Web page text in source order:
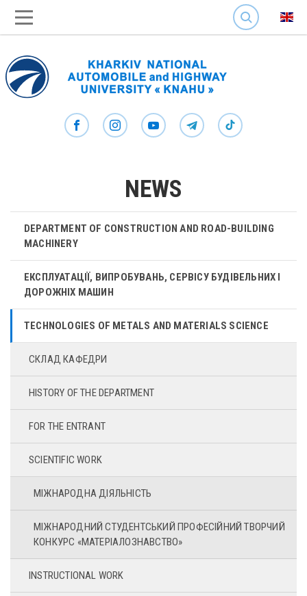
SEARCH
NEWS
DEPARTMENT OF CONSTRUCTION AND ROAD-BUILDING
MACHINERY
ЕКСПЛУАТАЦІЇ, ВИПРОБУВАНЬ, СЕРВІСУ БУДІВЕЛЬНИХ І
ДОРОЖНІХ МАШИН
TECHNOLOGIES OF METALS AND MATERIALS SCIENCE
СКЛАД КАФЕДРИ
HISTORY OF THE DEPARTMENT
FOR THE ENTRANT
SCIENTIFIC WORK
МІЖНАРОДНА ДІЯЛЬНІСТЬ
МІЖНАРОДНИЙ СТУДЕНТСЬКИЙ ПРОФЕСІЙНИЙ ТВОРЧИЙ
КОНКУРС «МАТЕРІАЛОЗНАВСТВО»
INSTRUCTIONAL WORK